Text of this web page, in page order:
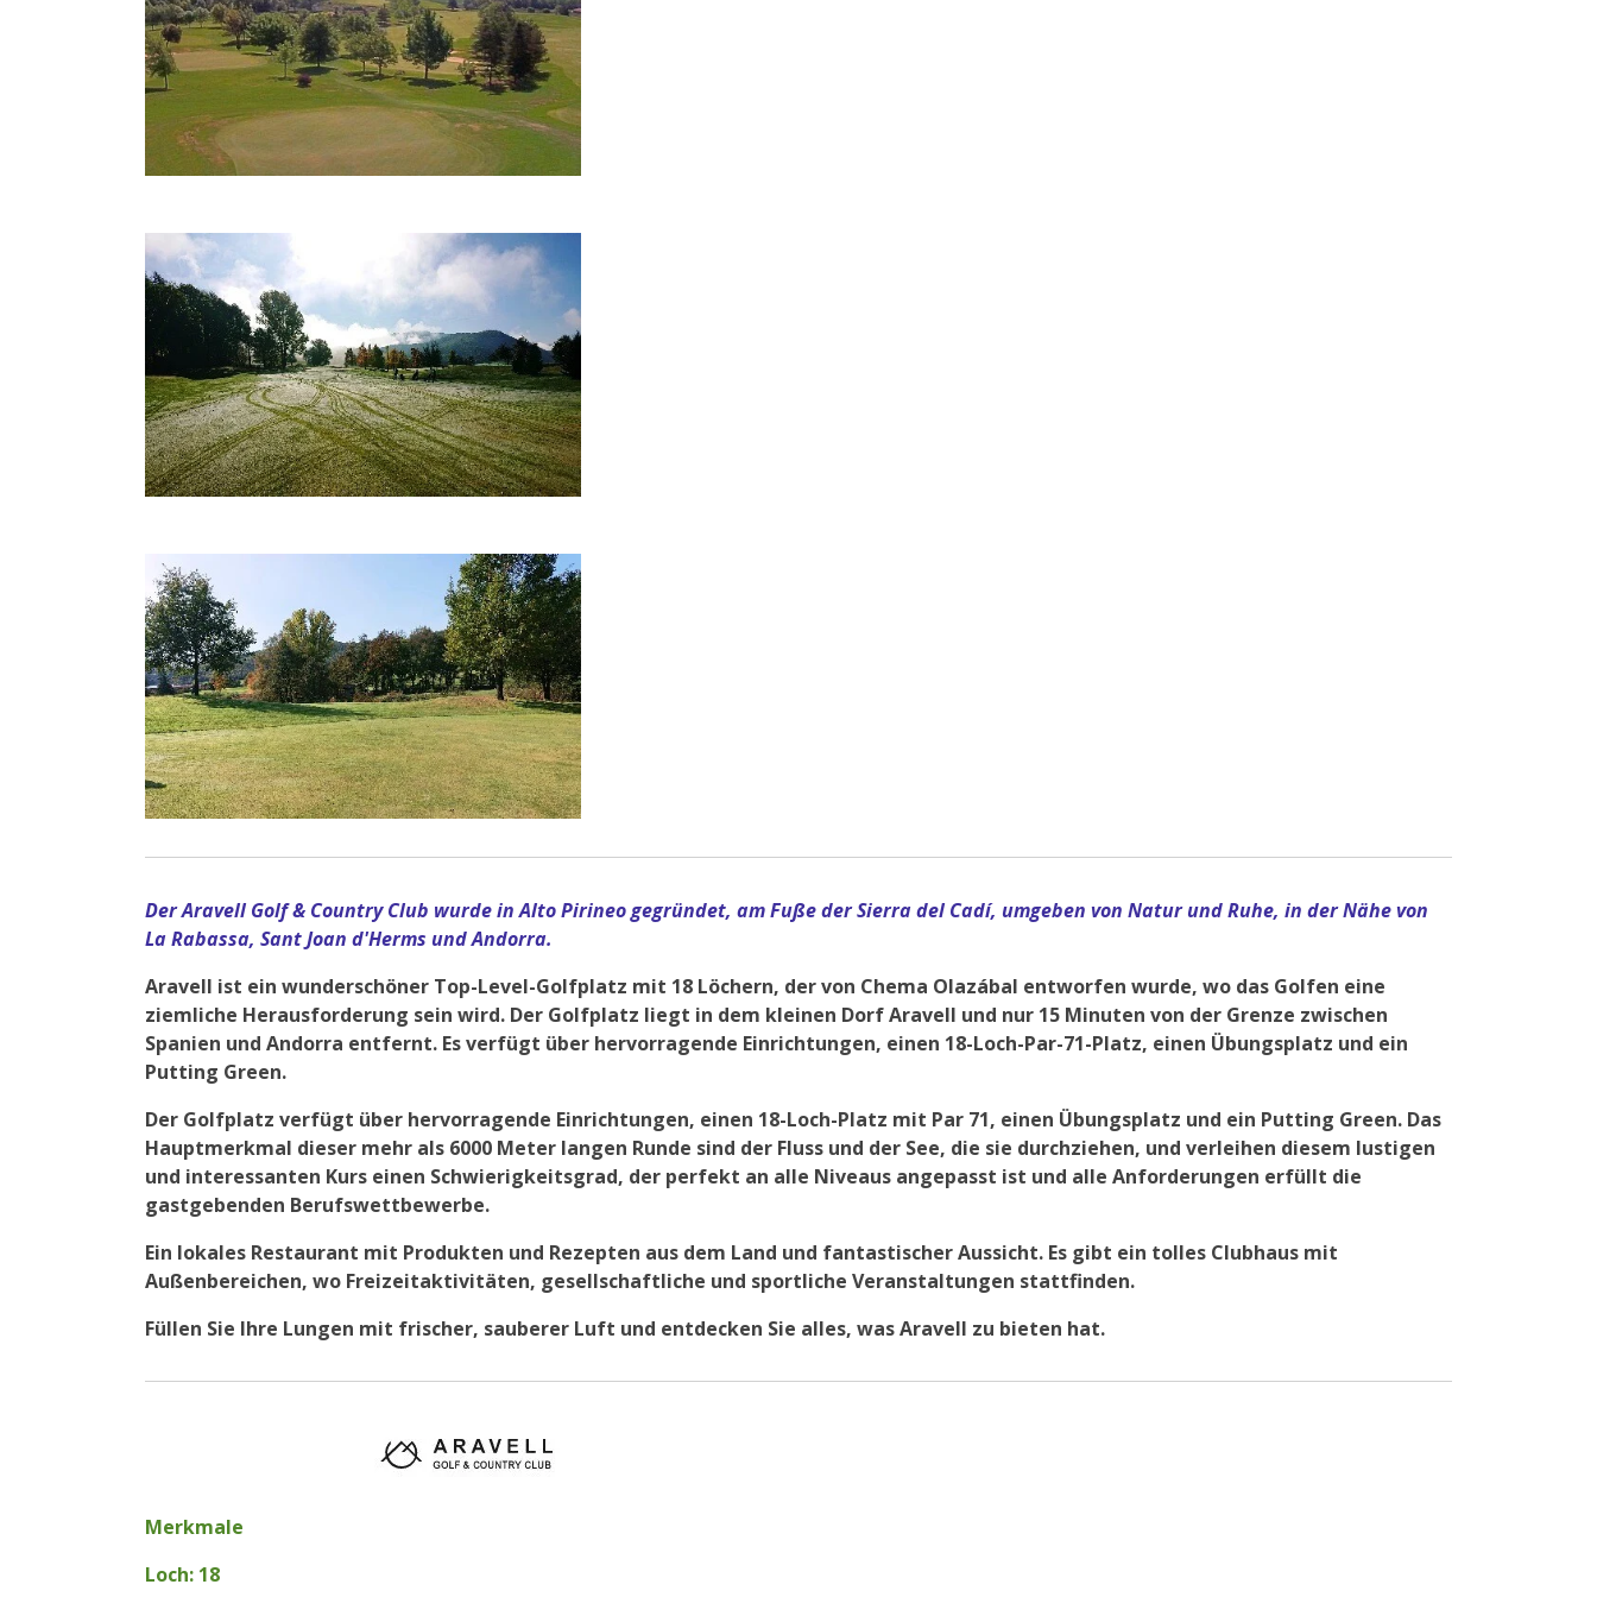
Der Aravell Golf & Country Club wurde in Alto Pirineo gegründet, am Fuße der Sierra del Cadí, umgeben von Natur und Ruhe, in der Nähe von
La Rabassa, Sant Joan d'Herms und Andorra.
Aravell ist ein wunderschöner Top-Level-Golfplatz mit 18 Löchern, der von Chema Olazábal entworfen wurde, wo das Golfen eine
ziemliche Herausforderung sein wird. Der Golfplatz liegt in dem kleinen Dorf Aravell und nur 15 Minuten von der Grenze zwischen
Spanien und Andorra entfernt. Es verfügt über hervorragende Einrichtungen, einen 18-Loch-Par-71-Platz, einen Übungsplatz und ein
Putting Green.
Der Golfplatz verfügt über hervorragende Einrichtungen, einen 18-Loch-Platz mit Par 71, einen Übungsplatz und ein Putting Green. Das
Hauptmerkmal dieser mehr als 6000 Meter langen Runde sind der Fluss und der See, die sie durchziehen, und verleihen diesem lustigen
und interessanten Kurs einen Schwierigkeitsgrad, der perfekt an alle Niveaus angepasst ist und alle Anforderungen erfüllt die
gastgebenden Berufswettbewerbe.
Ein lokales Restaurant mit Produkten und Rezepten aus dem Land und fantastischer Aussicht. Es gibt ein tolles Clubhaus mit
Außenbereichen, wo Freizeitaktivitäten, gesellschaftliche und sportliche Veranstaltungen stattfinden.
Füllen Sie Ihre Lungen mit frischer, sauberer Luft und entdecken Sie alles, was Aravell zu bieten hat.
Merkmale
Loch: 18